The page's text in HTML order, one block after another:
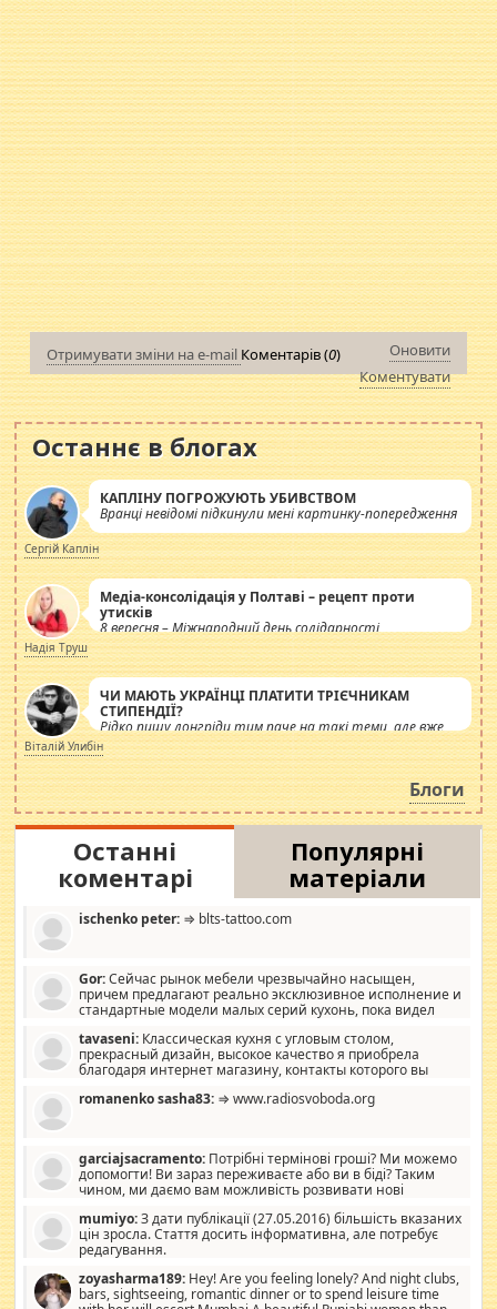
Отримувати зміни на e-mail Коментарів (0)
Оновити
Коментувати
Останнє в блогах
КАПЛІНУ ПОГРОЖУЮТЬ УБИВСТВОМ
Вранці невідомі підкинули мені картинку-попередження
Сергій Каплін
Медіа-консолідація у Полтаві – рецепт проти
утисків
8 вересня – Міжнародний день солідарності
журналістів.
Надія Труш
ЧИ МАЮТЬ УКРАЇНЦІ ПЛАТИТИ ТРІЄЧНИКАМ
СТИПЕНДІЇ?
Рідко пишу лонгріди тим паче на такі теми, але вже
просто дістало! Обурюють сьогоднішні інсенуації
навколо стипендіального питання. Штучно
роздувається ще одна соціальна катастрофа.
Віталій Улибін
Блоги
Останні
коментарі
Популярні
матеріали
ischenko peter: ⇒ blts-tattoo.com
Gor:Сейчас рынок мебели чрезвычайно насыщен,
причем предлагают реально эксклюзивное исполнение и
стандартные модели малых серий кухонь, пока видел
стандартные формы, в MebelOk, креативненько и что главное -
со вкусом все в порядке, без ненужных наворотов удорожающих
мебель, а это не последний фактор.
tavaseni: Классическая кухня с угловым столом,
прекрасный дизайн, высокое качество я приобрела
благодаря интернет магазину, контакты которого вы
romanenko sasha83: ⇒ www.radiosvoboda.org
garciajsacramento: Потрібні термінові гроші? Ми можемо
допомогти! Ви зараз переживаєте або ви в біді? Таким
чином, ми даємо вам можливість розвивати нові
допомагати людям, які намагаються дати їм шанс. Кожен
заслуговує на другий шанс, і, оскільки влада не зможе, вони
повинні приймати від інших. Для нас нема багато суми, і зрілість
витрат, а тільки узгоджених сум і нічого іншого. Не чекайте і не
коментуйте цей пост. Введіть суму, яку ви хочете подати, і ми
mumiyo:З дати публікації (27.05.2016) більшість вказаних
цін зросла. Стаття досить інформативна, але потребує
редагування.
zoyasharma189: Hey! Are you feeling lonely? And night clubs,
bars, sightseeing, romantic dinner or to spend leisure time